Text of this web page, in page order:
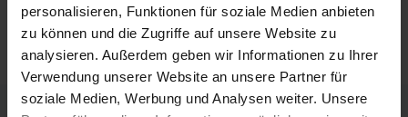
personalisieren, Funktionen für soziale Medien anbieten
zu können und die Zugriffe auf unsere Website zu
analysieren. Außerdem geben wir Informationen zu Ihrer
Verwendung unserer Website an unsere Partner für
soziale Medien, Werbung und Analysen weiter. Unsere
RSS FEED
FÖRDERER DES SPORTS IN SACHSEN-ANHALT